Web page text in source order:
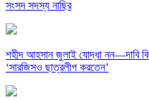
সংসদ সদস্য নাছির
শহীদ আহসান জুলাই যোদ্ধা নন—দাবি
‘সারজিসও ছাত্রলীগ করতেন’